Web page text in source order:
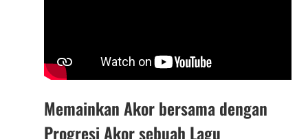
Memainkan Akor bersama dengan
Progresi Akor sebuah Lagu